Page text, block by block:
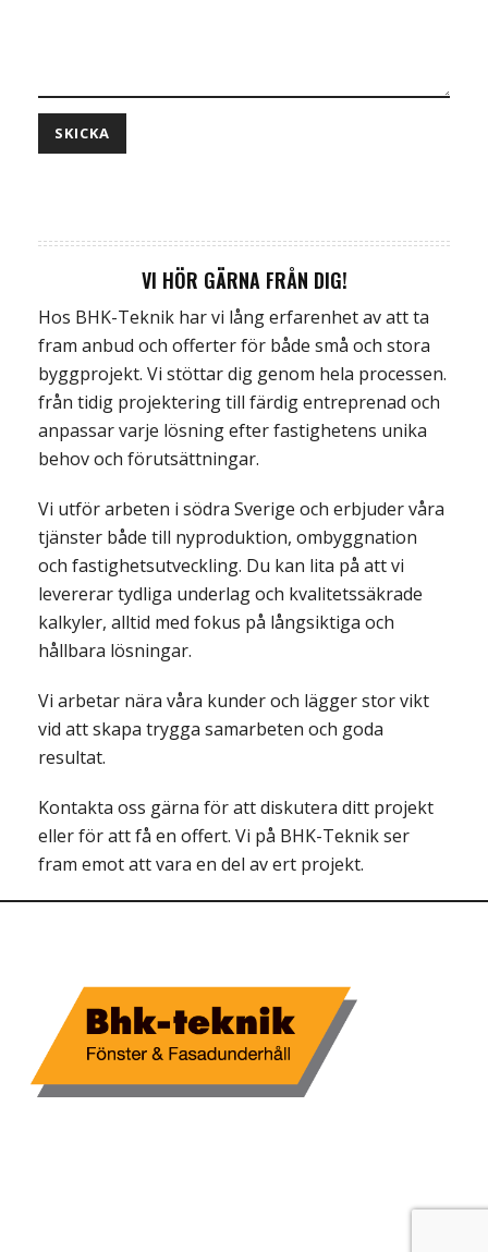
VI HÖR GÄRNA FRÅN DIG!
Hos BHK-Teknik har vi lång erfarenhet av att ta
fram anbud och offerter för både små och stora
byggprojekt. Vi stöttar dig genom hela processen.
från tidig projektering till färdig entreprenad och
anpassar varje lösning efter fastighetens unika
behov och förutsättningar.
Vi utför arbeten i södra Sverige och erbjuder våra
tjänster både till nyproduktion, ombyggnation
och fastighetsutveckling. Du kan lita på att vi
levererar tydliga underlag och kvalitetssäkrade
kalkyler, alltid med fokus på långsiktiga och
hållbara lösningar.
Vi arbetar nära våra kunder och lägger stor vikt
vid att skapa trygga samarbeten och goda
resultat.
Kontakta oss gärna för att diskutera ditt projekt
eller för att få en offert. Vi på BHK-Teknik ser
fram emot att vara en del av ert projekt.